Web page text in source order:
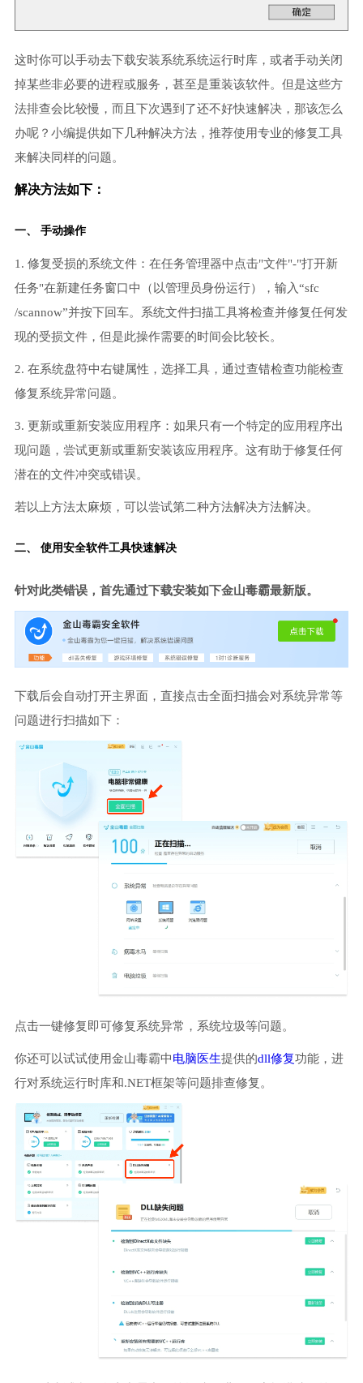
这时你可以手动去下载安装系统系统运行时库，或者手动关闭
掉某些非必要的进程或服务，甚至是重装该软件。但是这些方
法排查会比较慢，而且下次遇到了还不好快速解决，那该怎么
办呢？小编提供如下几种解决方法，推荐使用专业的修复工具
来解决同样的问题。
解决方法如下：
一、 手动操作
1. 修复受损的系统文件：在任务管理器中点击"文件"-"打开新
任务"在新建任务窗口中（以管理员身份运行），输入“sfc
/scannow”并按下回车。系统文件扫描工具将检查并修复任何发
现的受损文件，但是此操作需要的时间会比较长。
2. 在系统盘符中右键属性，选择工具，通过查错检查功能检查
修复系统异常问题。
3. 更新或重新安装应用程序：如果只有一个特定的应用程序出
现问题，尝试更新或重新安装该应用程序。这有助于修复任何
潜在的文件冲突或错误。
若以上方法太麻烦，可以尝试第二种方法解决方法解决。
二、 使用安全软件工具快速解决
针对此类错误，首先通过下载安装如下金山毒霸最新版。
下载后会自动打开主界面，直接点击全面扫描会对系统异常等
问题进行扫描如下：
点击一键修复即可修复系统异常，系统垃圾等问题。
你还可以试试使用金山毒霸中电脑医生提供的dll修复功能，进
行对系统运行时库和.NET框架等问题排查修复。